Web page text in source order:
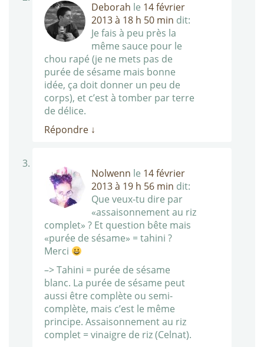
Deborah le 14 février
2013 à 18 h 50 min dit:
Je fais à peu près la
même sauce pour le
chou rapé (je ne mets pas de
purée de sésame mais bonne
idée, ça doit donner un peu de
corps), et c’est à tomber par terre
de délice.
Répondre ↓
Nolwenn le 14 février
2013 à 19 h 56 min dit:
Que veux-tu dire par
«assaisonnement au riz
complet» ? Et question bête mais
«purée de sésame» = tahini ?
Merci
–> Tahini = purée de sésame
blanc. La purée de sésame peut
aussi être complète ou semi-
complète, mais c’est le même
principe. Assaisonnement au riz
complet = vinaigre de riz (Celnat).